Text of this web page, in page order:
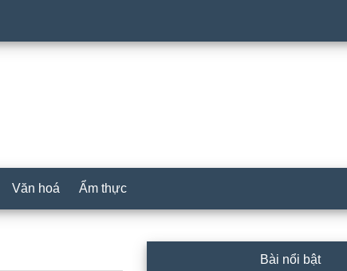
Văn hoá Ẩm thực
Bài nổi bật